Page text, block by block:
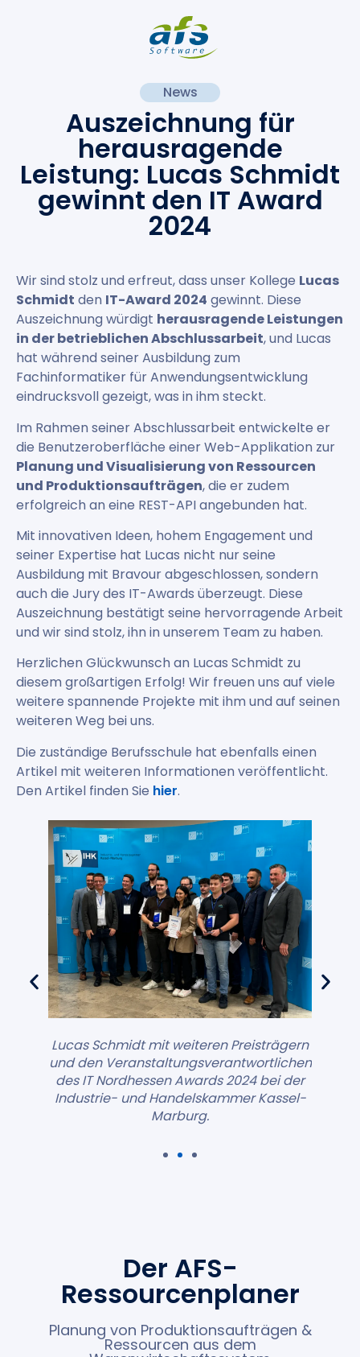
News
Auszeichnung für
herausragende
Leistung: Lucas Schmidt
gewinnt den IT Award
2024
Wir sind stolz und erfreut, dass unser Kollege Lucas
Schmidt den IT-Award 2024 gewinnt. Diese
Auszeichnung würdigt herausragende Leistungen
in der betrieblichen Abschlussarbeit, und Lucas
hat während seiner Ausbildung zum
Fachinformatiker für Anwendungsentwicklung
eindrucksvoll gezeigt, was in ihm steckt.
Im Rahmen seiner Abschlussarbeit entwickelte er
die Benutzeroberfläche einer Web-Applikation zur
Planung und Visualisierung von Ressourcen
und Produktionsaufträgen, die er zudem
erfolgreich an eine REST-API angebunden hat.
Mit innovativen Ideen, hohem Engagement und
seiner Expertise hat Lucas nicht nur seine
Ausbildung mit Bravour abgeschlossen, sondern
auch die Jury des IT-Awards überzeugt. Diese
Auszeichnung bestätigt seine hervorragende Arbeit
und wir sind stolz, ihn in unserem Team zu haben.
Herzlichen Glückwunsch an Lucas Schmidt zu
diesem großartigen Erfolg! Wir freuen uns auf viele
weitere spannende Projekte mit ihm und auf seinen
weiteren Weg bei uns.
Die zuständige Berufsschule hat ebenfalls einen
Artikel mit weiteren Informationen veröffentlicht.
Den Artikel finden Sie hier.
Lucas Schmidt mit weiteren Preisträgern
und den Veranstaltungsverantwortlichen
des IT Nordhessen Awards 2024 bei der
Industrie- und Handelskammer Kassel-
Marburg.
Lucas Schmidt bei der Verleihung des IT
Nordhessen Awards 2024, zusammen mit
Geschäftsführer Arno Freisinger und
Ausbilder Lukas Müller vor dem IHK-
Hintergrund in Kassel-Marburg.
Der AFS-
Ressourcenplaner
Planung von Produktionsaufträgen &
Ressourcen aus dem